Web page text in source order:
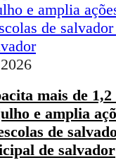
mais de
e amplia
de
de salvador